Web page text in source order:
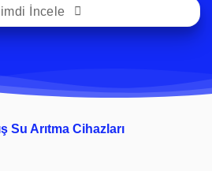
İncele
Su Arıtma Cihazları